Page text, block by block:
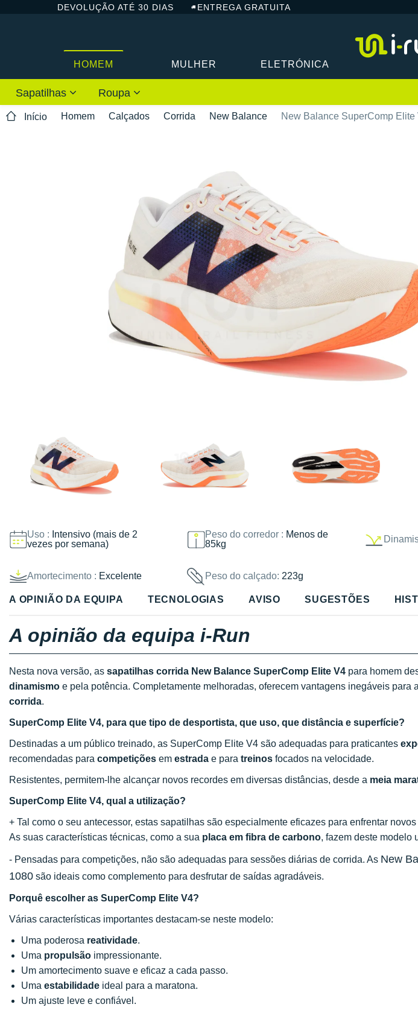
DEVOLUÇÃO ATÉ 30 DIAS ENTREGA GRATUITA
HOMEM MULHER ELETRÓNICA
Sapatilhas Roupa
Início Homem Calçados Corrida New Balance New Balance SuperComp Elite
Uso : Intensivo (mais de 2
vezes por semana)
Peso do corredor : Menos de
85kg
Amortecimento : Excelente Peso do calçado: 223g
A OPINIÃO DA EQUIPA TECNOLOGIAS AVISO SUGESTÕES
A opinião da equipa i-Run
Nesta nova versão, as sapatilhas corrida New Balance SuperComp Elite V4 para homem
dinamismo e pela potência. Completamente melhoradas, oferecem vantagens inegáveis para
corrida.
SuperComp Elite V4, para que tipo de desportista, que uso, que distância e superfície?
Destinadas a um público treinado, as SuperComp Elite V4 são adequadas para praticantes
recomendadas para competições em estrada e para treinos focados na velocidade.
Resistentes, permitem-lhe alcançar novos recordes em diversas distâncias, desde a meia
SuperComp Elite V4, qual a utilização?
+ Tal como o seu antecessor, estas sapatilhas são especialmente eficazes para enfrentar
As suas características técnicas, como a sua placa em fibra de carbono, fazem deste modelo
- Pensadas para competições, não são adequadas para sessões diárias de corrida. As New
1080 são ideais como complemento para desfrutar de saídas agradáveis.
Porquê escolher as SuperComp Elite V4?
Várias características importantes destacam-se neste modelo:
Uma poderosa reatividade.
Uma propulsão impressionante.
Um amortecimento suave e eficaz a cada passo.
Uma estabilidade ideal para a maratona.
Um ajuste leve e confiável.